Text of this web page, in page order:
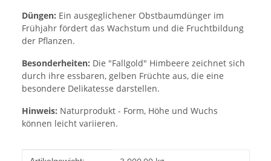
Düngen: Ein ausgeglichener Obstbaumdünger im
Frühjahr fördert das Wachstum und die Fruchtbildung
der Pflanzen.
Besonderheiten: Die "Fallgold" Himbeere zeichnet sich
durch ihre essbaren, gelben Früchte aus, die eine
besondere Delikatesse darstellen.
Hinweis: Naturprodukt - Form, Höhe und Wuchs
können leicht variieren.